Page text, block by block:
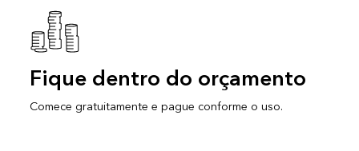
Fique dentro do orçamento
Comece gratuitamente e pague conforme o uso.